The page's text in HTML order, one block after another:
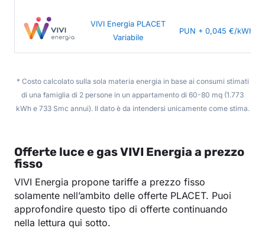
VIVI Energia PLACET
Variabile
PUN + 0,045 €/kWh
* Costo calcolato sulla sola materia energia in base ai consumi stimati
di una famiglia di 2 persone in un appartamento di 60-80 mq (1.773
kWh e 733 Smc annui). Il dato è da intendersi unicamente come stima.
Offerte luce e gas VIVI Energia a prezzo
fisso
VIVI Energia propone tariffe a prezzo fisso
solamente nell’ambito delle offerte PLACET. Puoi
approfondire questo tipo di offerte continuando
nella lettura qui sotto.